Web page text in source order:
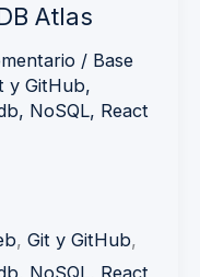
Atlas
/ Base
y GitHub,
, NoSQL, React
, Git y GitHub,
, NoSQL, React